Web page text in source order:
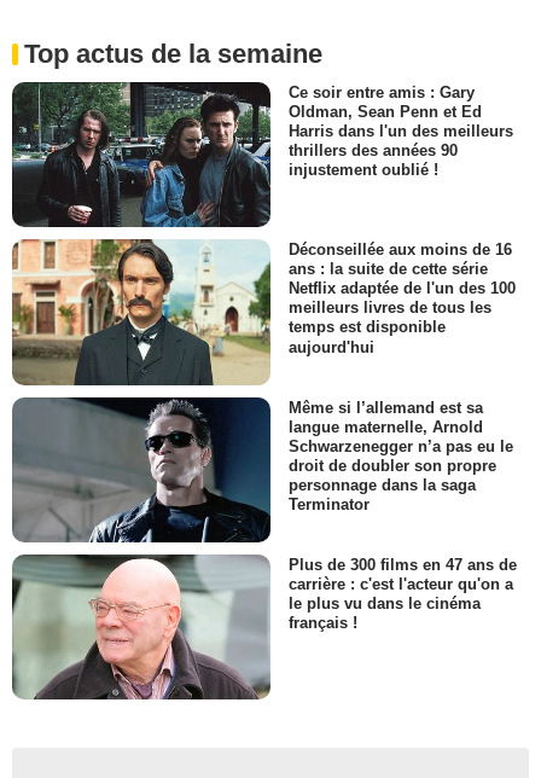
Top actus de la semaine
Ce soir entre amis : Gary
Oldman, Sean Penn et Ed
Harris dans l'un des meilleurs
thrillers des années 90
injustement oublié !
Déconseillée aux moins de 16
ans : la suite de cette série
Netflix adaptée de l'un des 100
meilleurs livres de tous les
temps est disponible
aujourd'hui
Même si l’allemand est sa
langue maternelle, Arnold
Schwarzenegger n’a pas eu le
droit de doubler son propre
personnage dans la saga
Terminator
Plus de 300 films en 47 ans de
carrière : c'est l'acteur qu'on a
le plus vu dans le cinéma
français !